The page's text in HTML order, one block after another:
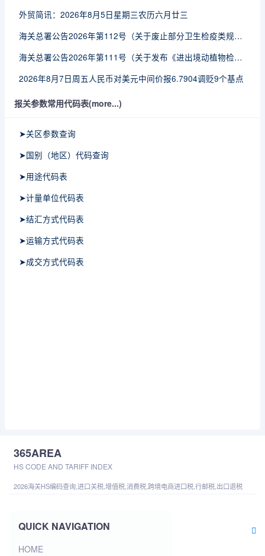
外贸简讯：2026年8月5日星期三农历六月廿三
海关总署公告2026年第112号（关于废止部分卫生检疫类规范性文件的公告）
海关总署公告2026年第111号（关于发布《进出境动植物检疫处理监督管理工作规定》《进出境卫生处理监督管理工作规定》的公告）
2026年8月7日周五人民币对美元中间价报6.7904调贬9个基点
报关参数常用代码表(more...)
➤关区参数查询
➤国别（地区）代码查询
➤用途代码表
➤计量单位代码表
➤结汇方式代码表
➤运输方式代码表
➤成交方式代码表
365AREA
HS CODE AND TARIFF INDEX
2026海关HS编码查询,进口关税,增值税,消费税,跨境电商进口税,行邮税,出口退税
QUICK NAVIGATION
HOME